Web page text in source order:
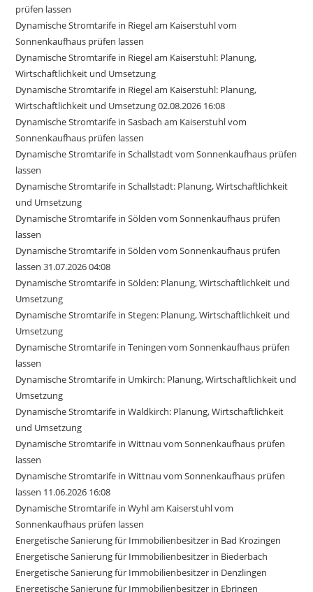
prüfen lassen
Dynamische Stromtarife in Riegel am Kaiserstuhl vom
Sonnenkaufhaus prüfen lassen
Dynamische Stromtarife in Riegel am Kaiserstuhl: Planung,
Wirtschaftlichkeit und Umsetzung
Dynamische Stromtarife in Riegel am Kaiserstuhl: Planung,
Wirtschaftlichkeit und Umsetzung 02.08.2026 16:08
Dynamische Stromtarife in Sasbach am Kaiserstuhl vom
Sonnenkaufhaus prüfen lassen
Dynamische Stromtarife in Schallstadt vom Sonnenkaufhaus prüfen
lassen
Dynamische Stromtarife in Schallstadt: Planung, Wirtschaftlichkeit
und Umsetzung
Dynamische Stromtarife in Sölden vom Sonnenkaufhaus prüfen
lassen
Dynamische Stromtarife in Sölden vom Sonnenkaufhaus prüfen
lassen 31.07.2026 04:08
Dynamische Stromtarife in Sölden: Planung, Wirtschaftlichkeit und
Umsetzung
Dynamische Stromtarife in Stegen: Planung, Wirtschaftlichkeit und
Umsetzung
Dynamische Stromtarife in Teningen vom Sonnenkaufhaus prüfen
lassen
Dynamische Stromtarife in Umkirch: Planung, Wirtschaftlichkeit und
Umsetzung
Dynamische Stromtarife in Waldkirch: Planung, Wirtschaftlichkeit
und Umsetzung
Dynamische Stromtarife in Wittnau vom Sonnenkaufhaus prüfen
lassen
Dynamische Stromtarife in Wittnau vom Sonnenkaufhaus prüfen
lassen 11.06.2026 16:08
Dynamische Stromtarife in Wyhl am Kaiserstuhl vom
Sonnenkaufhaus prüfen lassen
Energetische Sanierung für Immobilienbesitzer in Bad Krozingen
Energetische Sanierung für Immobilienbesitzer in Biederbach
Energetische Sanierung für Immobilienbesitzer in Denzlingen
Energetische Sanierung für Immobilienbesitzer in Ebringen